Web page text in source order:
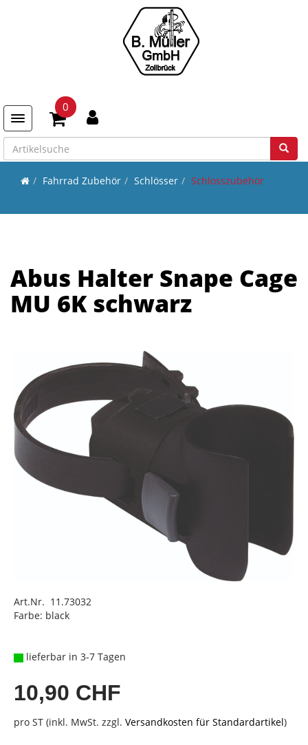
Toggle navigation
0
Fahrrad Zubehör Schlösser Schlosszubehör
Abus Halter Snape Cage
MU 6K schwarz
Art.Nr. 11.73032
Farbe: black
lieferbar in 3-7 Tagen
10,90 CHF
pro ST (inkl. MwSt. zzgl. Versandkosten für Standardartikel)